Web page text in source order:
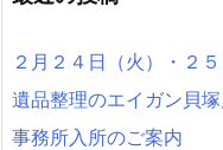
２月２４日（火）・２
遺品整理のエイガン貝
事務所入所のご案内